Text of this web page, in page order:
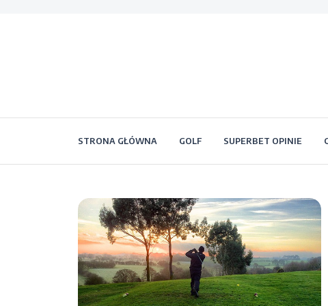
STRONA GŁÓWNA GOLF SUPERBET OPINIE